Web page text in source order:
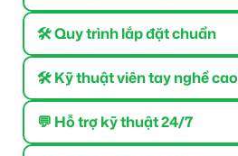
🛠 Quy trình lắp đặt chuẩn
🛠 Kỹ thuật viên tay nghề cao
💬 Hỗ trợ kỹ thuật 24/7